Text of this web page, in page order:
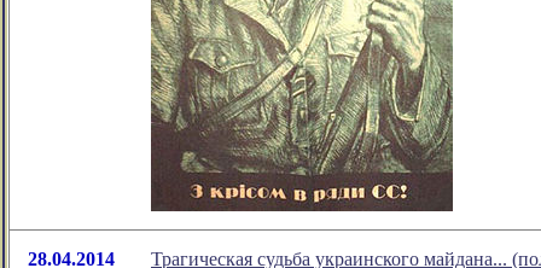
28.04.2014
Трагическая судьба украинского майдана...